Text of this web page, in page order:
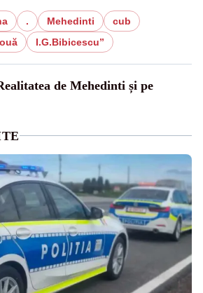
. Mehedinti
cub
I.G.Bibicescu”
de Mehedinti și pe